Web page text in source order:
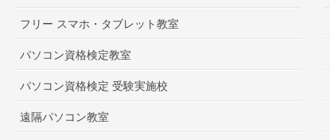
フリー スマホ・タブレット教室
パソコン資格検定教室
パソコン資格検定 受験実施校
遠隔パソコン教室